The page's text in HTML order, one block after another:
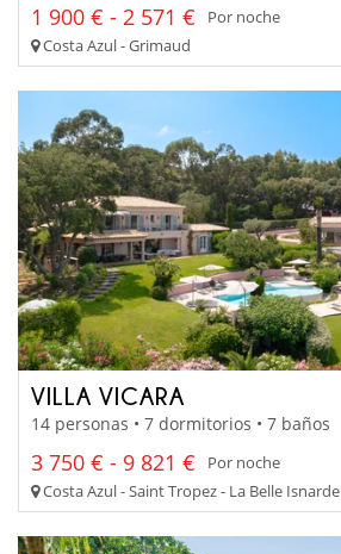
1 900 € - 2 571 €
Por noche
Costa Azul - Grimaud
VILLA VICARA
14 personas • 7 dormitorios • 7 baños
3 750 € - 9 821 €
Por noche
Costa Azul - Saint Tropez - La Belle Isnarde